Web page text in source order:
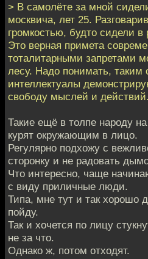
> В самолёте за мной
москвича, лет 25.
громкостью, будто сидели в
Это верная примета
тоталитарными запретами
лесу. Надо понимать,
интеллектуалы
свободу мыслей и действий.
Такие ещё в толпе народу
курят окружающим в лицо.
Регулярно подхожу с
сторонку и не радовать
Что интересно, чаще
с виду приличные люди.
Типа, мне тут и так хорошо
пойду.
Так и хочется по лицу
не за что.
Однако ж, потом отходят.